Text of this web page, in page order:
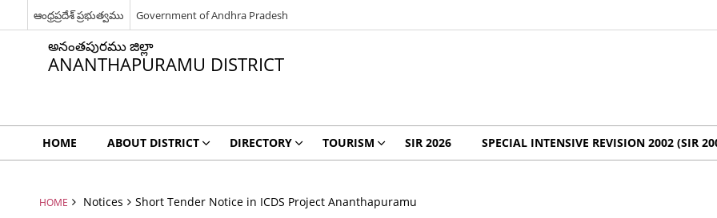
ఆంధ్రప్రదేశ్ ప్రభుత్వము Government of Andhra Pradesh
అనంతపురము జిల్లా
ANANTHAPURAMU DISTRICT
HOME ABOUT DISTRICT DIRECTORY TOURISM SIR 2026 SPECIAL INTENSIVE REVISION 2002 (SIR
HOME Notices Short Tender Notice in ICDS Project Ananthapuramu